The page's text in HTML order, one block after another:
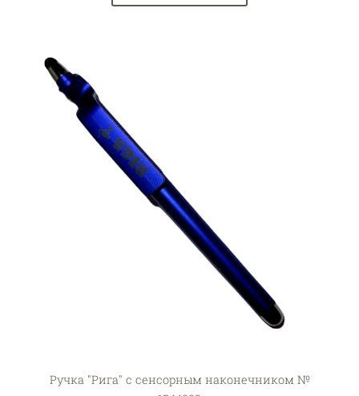
Ручка "Рига" с сенсорным наконечником №